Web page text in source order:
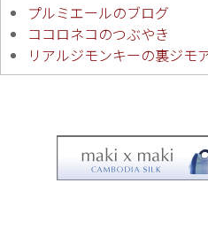
プルミエールのブログ
ココロネコのつぶやき
リアルジモンキーの裏ジモ